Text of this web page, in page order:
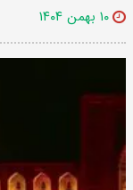
۱۰ بهمن ۱۴۰۴